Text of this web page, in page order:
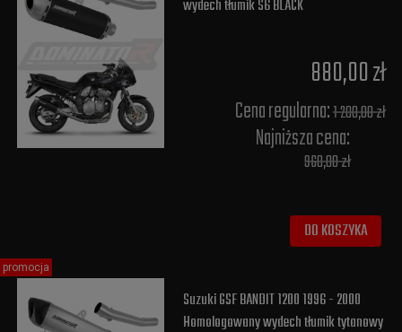
wydech tłumik S6 BLACK
880,00 zł
Cena regularna:1 200,00 zł
Najniższa cena:
960,00 zł
DO KOSZYKA
Suzuki GSF BANDIT 1200 1996 - 2000
Homologowany wydech tłumik tytanowy
promocja